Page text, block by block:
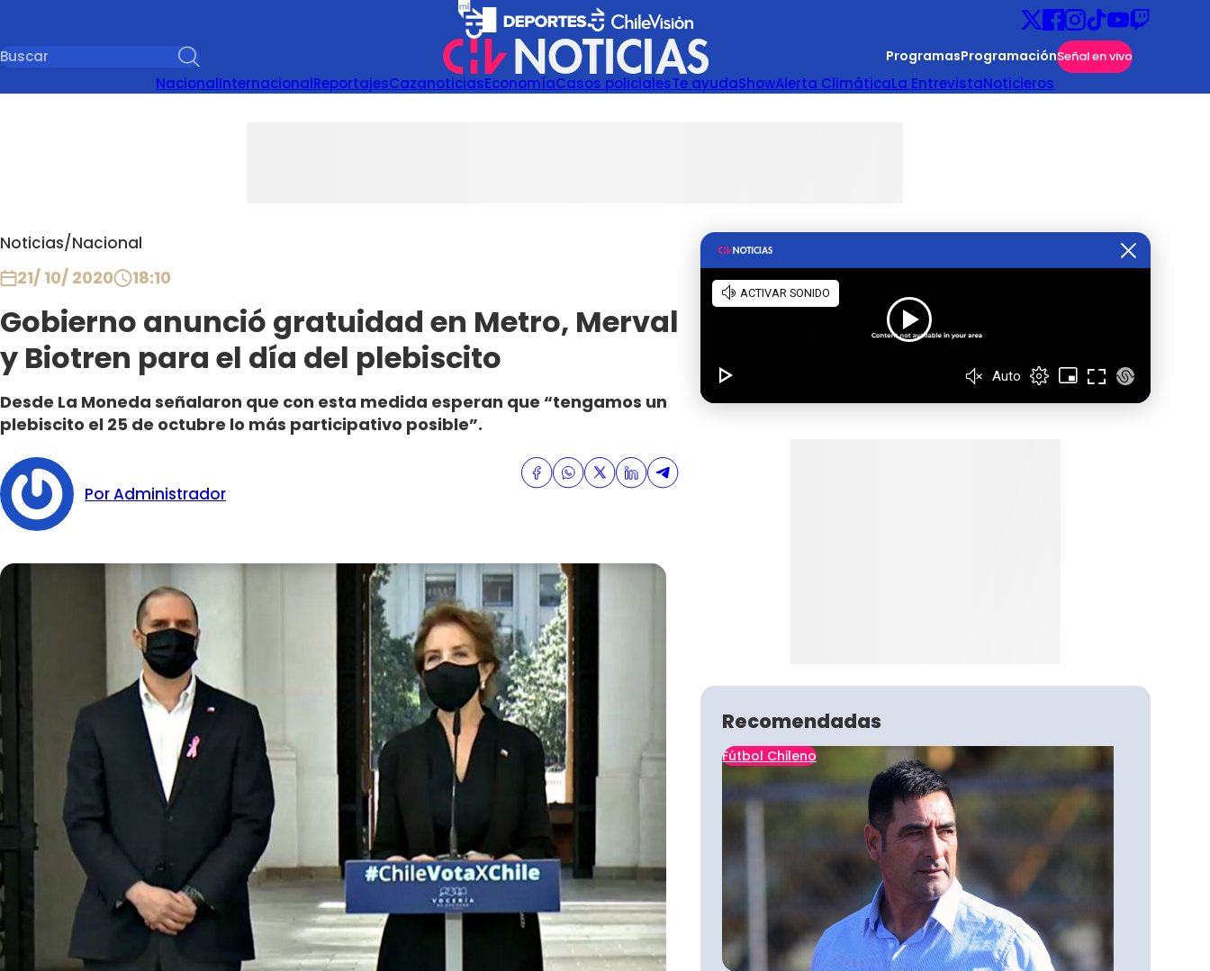
ProgramasProgramaciónSeñal en vivo
NacionalInternacionalReportajesCazanoticiasEconomíaCasos policialesTe ayudaShowAlerta ClimáticaLa EntrevistaNoticieros
Noticias/Nacional
21/ 10/ 2020 18:10
Gobierno anunció gratuidad en Metro, Merval
y Biotren para el día del plebiscito
Desde La Moneda señalaron que con esta medida esperan que “tengamos un
plebiscito el 25 de octubre lo más participativo posible”.
Por Administrador
Recomendadas
Fútbol Chileno